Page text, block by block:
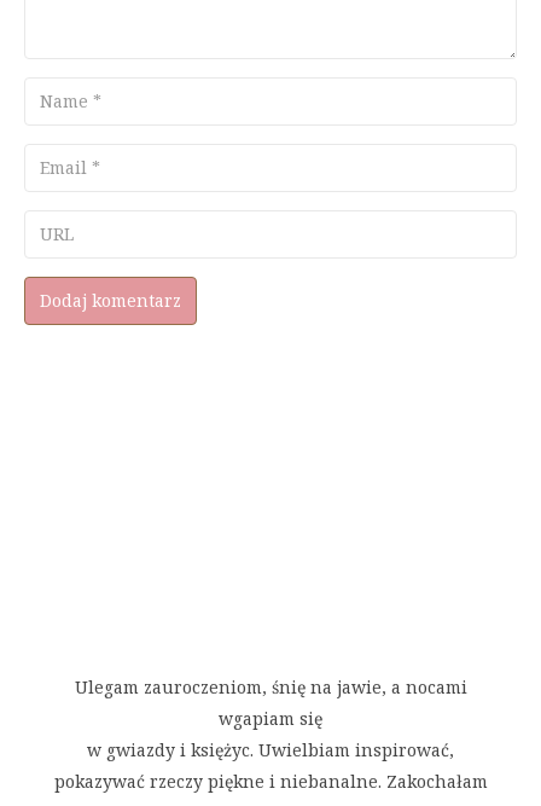
Name
Email
URL
Ulegam zauroczeniom, śnię na jawie, a nocami
wgapiam się
w gwiazdy i księżyc. Uwielbiam inspirować,
pokazywać rzeczy piękne i niebanalne. Zakochałam